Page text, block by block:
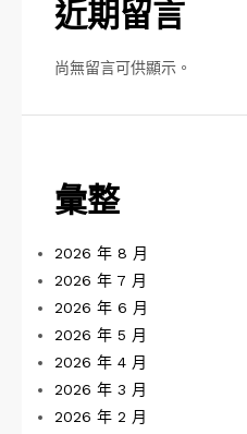
近期留言
尚無留言可供顯示。
彙整
2026 年 8 月
2026 年 7 月
2026 年 6 月
2026 年 5 月
2026 年 4 月
2026 年 3 月
2026 年 2 月